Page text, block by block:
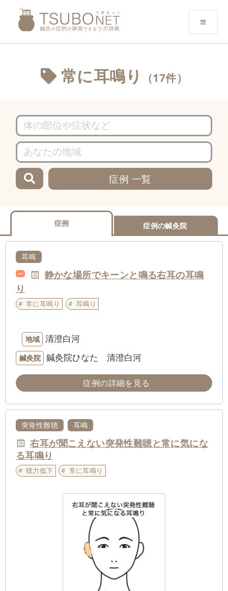
常に耳鳴り （17件）
症例 一覧
症例 症例の鍼灸院
耳鳴
NEW
静かな場所でキーンと鳴る右耳の耳鳴
り
常に耳鳴り 耳鳴り
地域 清澄白河
鍼灸院 鍼灸院ひなた 清澄白河
症例の詳細を見る
突発性難聴 耳鳴
右耳が聞こえない突発性難聴と常に気にな
る耳鳴り
聴力低下 常に耳鳴り